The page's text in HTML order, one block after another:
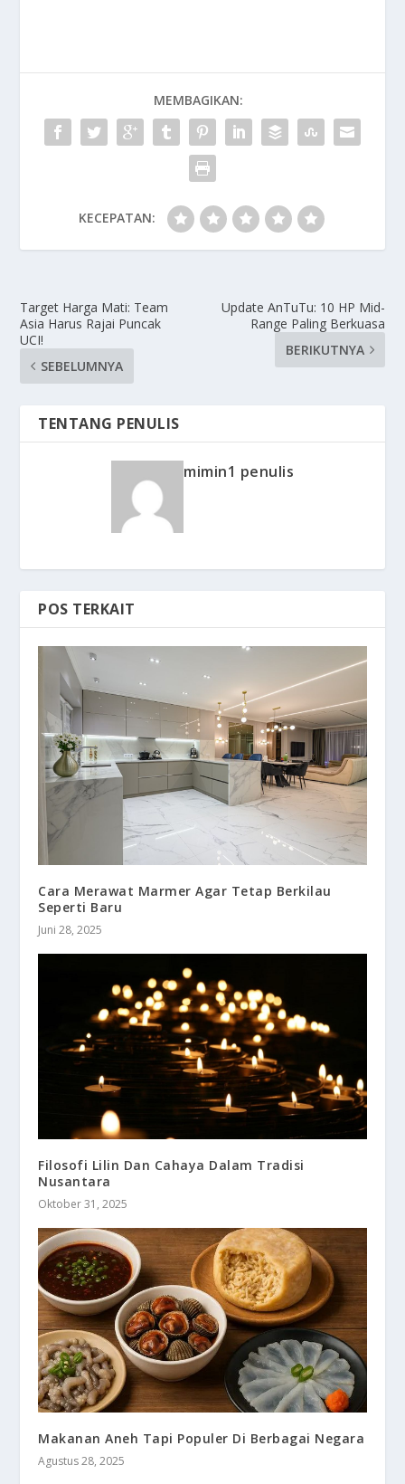
MEMBAGIKAN:
KECEPATAN:
Target Harga Mati: Team
Asia Harus Rajai Puncak
UCI!
SEBELUMNYA
Update AnTuTu: 10 HP Mid-
Range Paling Berkuasa
BERIKUTNYA
TENTANG PENULIS
mimin1 penulis
POS TERKAIT
Cara Merawat Marmer Agar Tetap Berkilau
Seperti Baru
Juni 28, 2025
Filosofi Lilin Dan Cahaya Dalam Tradisi
Nusantara
Oktober 31, 2025
Makanan Aneh Tapi Populer Di Berbagai Negara
Agustus 28, 2025